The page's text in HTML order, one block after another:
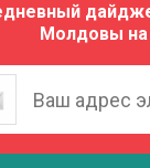
Молдовы на